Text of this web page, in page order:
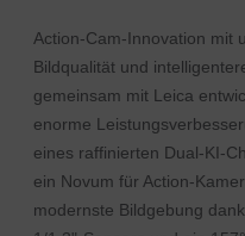
Action-Cam-Innovation mit
Bildqualität und
gemeinsam mit Leica
enorme
eines raffinierten Dual-KI-
ein Novum für Action-
modernste Bildgebung